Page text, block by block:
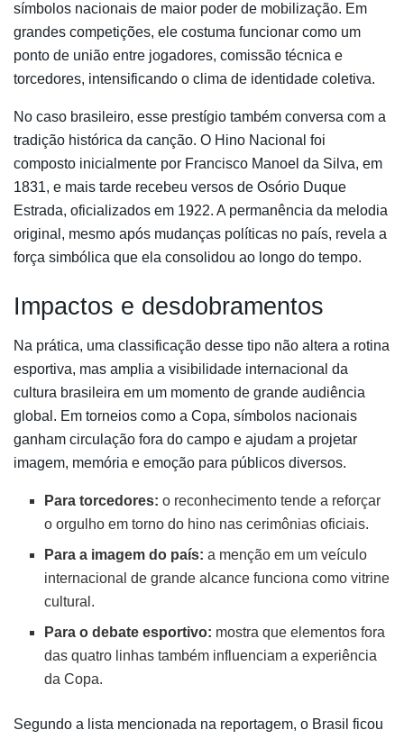
símbolos nacionais de maior poder de mobilização. Em
grandes competições, ele costuma funcionar como um
ponto de união entre jogadores, comissão técnica e
torcedores, intensificando o clima de identidade coletiva.
No caso brasileiro, esse prestígio também conversa com a
tradição histórica da canção. O Hino Nacional foi
composto inicialmente por Francisco Manoel da Silva, em
1831, e mais tarde recebeu versos de Osório Duque
Estrada, oficializados em 1922. A permanência da melodia
original, mesmo após mudanças políticas no país, revela a
força simbólica que ela consolidou ao longo do tempo.
Impactos e desdobramentos
Na prática, uma classificação desse tipo não altera a rotina
esportiva, mas amplia a visibilidade internacional da
cultura brasileira em um momento de grande audiência
global. Em torneios como a Copa, símbolos nacionais
ganham circulação fora do campo e ajudam a projetar
imagem, memória e emoção para públicos diversos.
Para torcedores: o reconhecimento tende a reforçar
o orgulho em torno do hino nas cerimônias oficiais.
Para a imagem do país: a menção em um veículo
internacional de grande alcance funciona como vitrine
cultural.
Para o debate esportivo: mostra que elementos fora
das quatro linhas também influenciam a experiência
da Copa.
Segundo a lista mencionada na reportagem, o Brasil ficou